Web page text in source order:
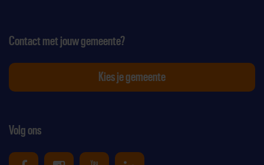
Volg ons
Contact met jouw gemeente?
Kies je gemeente